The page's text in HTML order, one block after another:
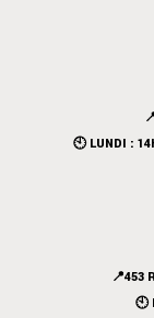
🕙 LUNDI :
📍453
🕙